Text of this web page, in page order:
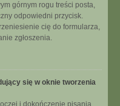
górnym rogu treści posta,
odpowiedni przycisk.
cię do formularza,
zgłoszenia.
się w oknie tworzenia
i dokończenie pisania